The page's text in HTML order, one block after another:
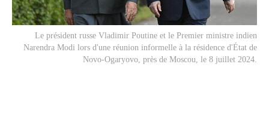
Le président russe Vladimir Poutine et le Premier ministre indien
Narendra Modi lors d'une réunion informelle à la résidence d'État de
Novo-Ogaryovo, près de Moscou, le 8 juillet 2024.